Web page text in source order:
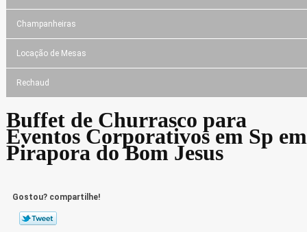
Champanheiras
Locação de Mesas
Rechaud
Buffet de Churrasco para
Eventos Corporativos em Sp em
Pirapora do Bom Jesus
Gostou? compartilhe!